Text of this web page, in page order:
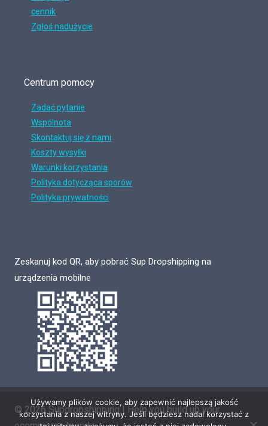
cennik
Zgłoś nadużycie
Centrum pomocy
Zadać pytanie
Wspólnota
Skontaktuj się z nami
Koszty wysyłki
Warunki korzystania
Polityka dotycząca sporów
Polityka prywatności
Zeskanuj kod QR, aby pobrać Sup Dropshipping na
urządzenia mobilne
© 2026 Supdropshipping | Help you build up your
Używamy plików cookie, aby zapewnić najlepszą jakość
korzystania z naszej witryny. Jeśli będziesz nadal korzystać z